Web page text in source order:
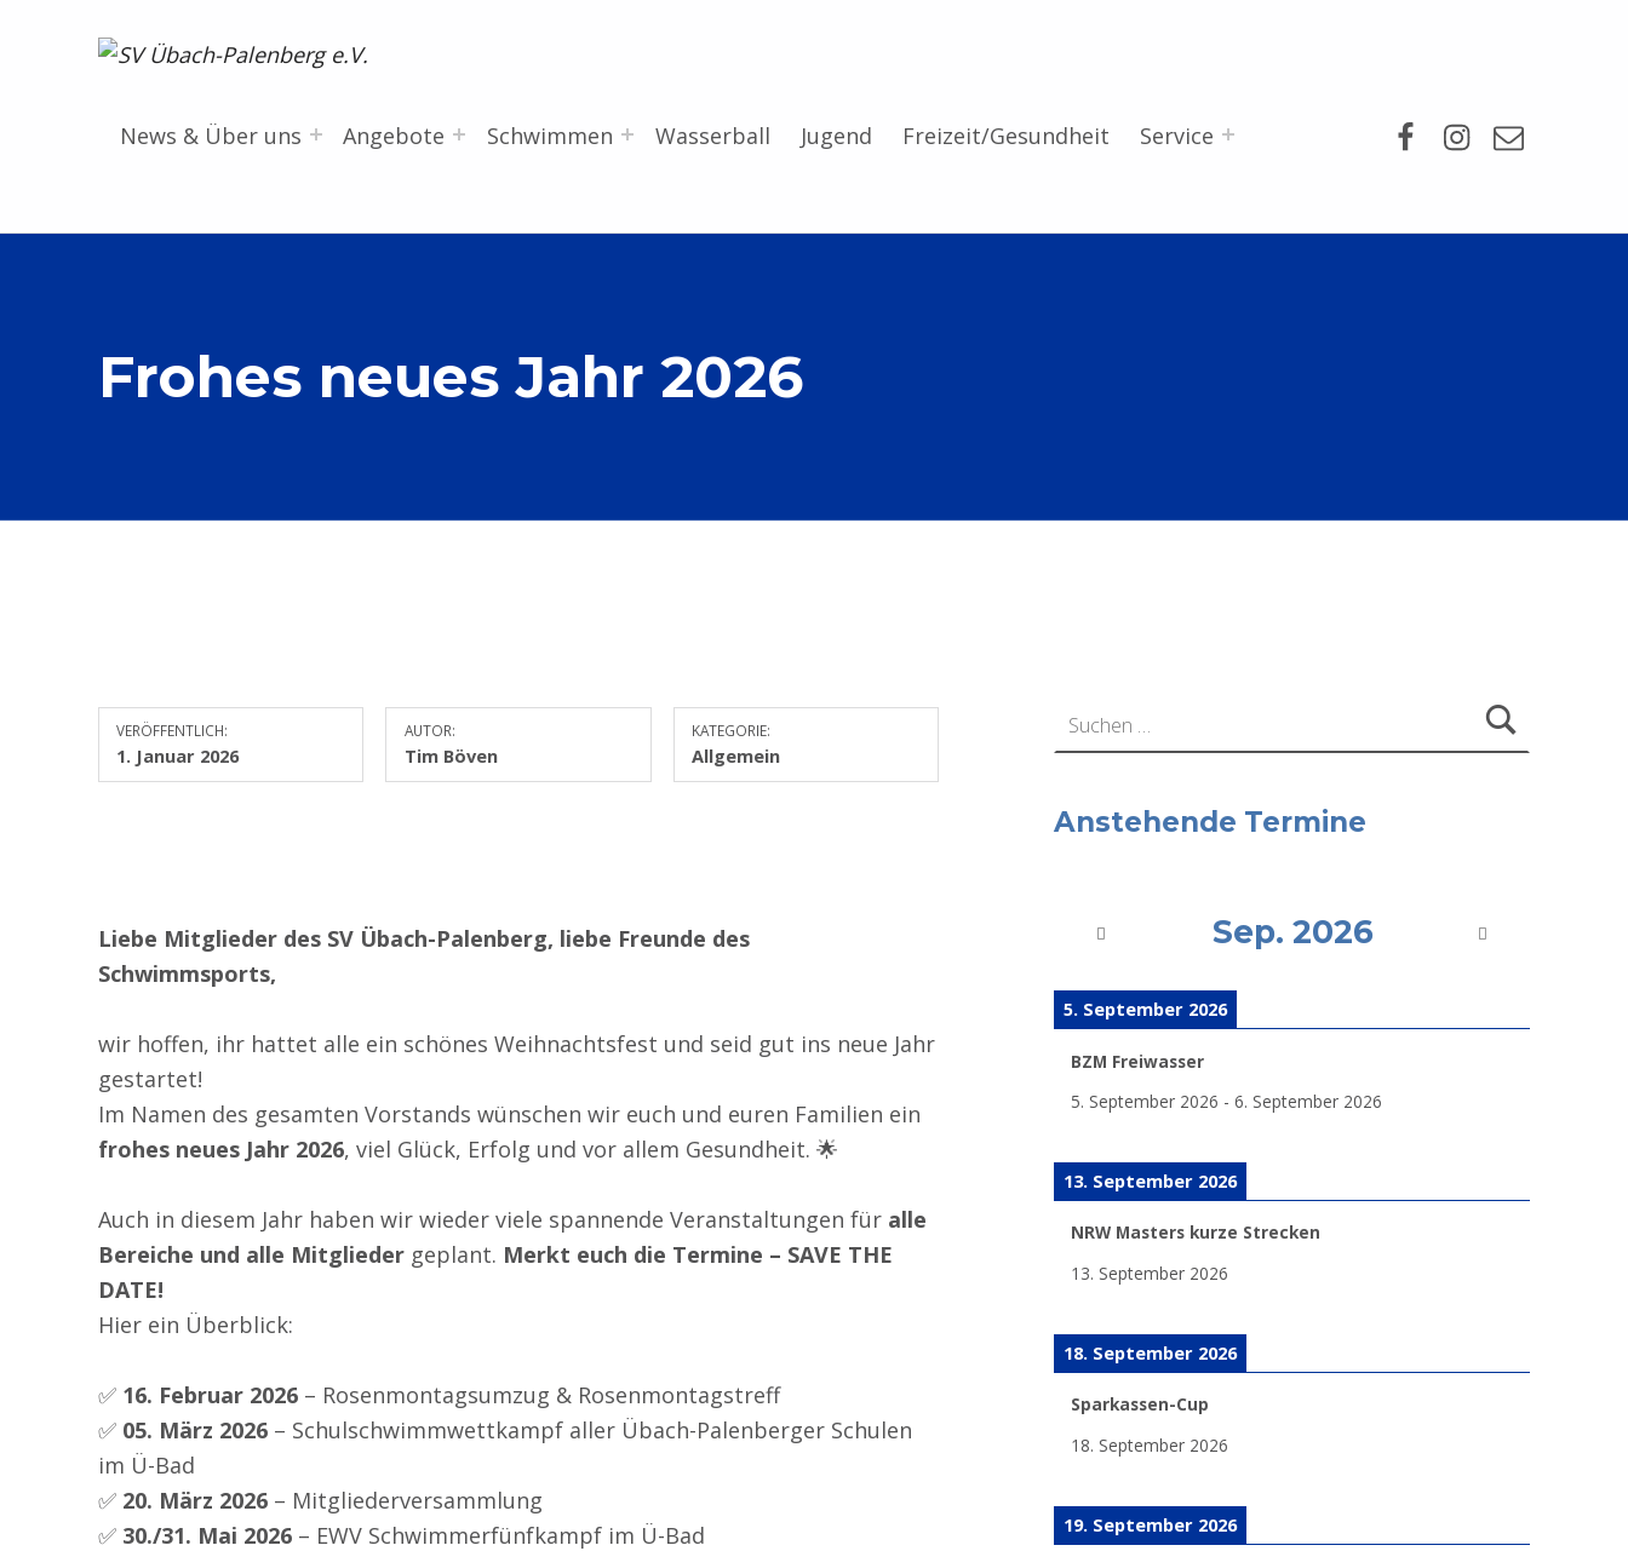
News & Über uns Angebote Schwimmen Wasserball Jugend Freizeit/Gesundheit Service
Frohes neues Jahr 2026
VERÖFFENTLICH:
1. Januar 2026
AUTOR:
Tim Böven
KATEGORIE:
Allgemein
Liebe Mitglieder des SV Übach-Palenberg, liebe Freunde des
Schwimmsports,
wir hoffen, ihr hattet alle ein schönes Weihnachtsfest und seid gut ins neue Jahr
gestartet!
Im Namen des gesamten Vorstands wünschen wir euch und euren Familien ein
frohes neues Jahr 2026, viel Glück, Erfolg und vor allem Gesundheit. 🌟
Auch in diesem Jahr haben wir wieder viele spannende Veranstaltungen für alle
Bereiche und alle Mitgliedergeplant. Merkt euch die Termine – SAVE THE
DATE!
Hier ein Überblick:
✅ 16. Februar 2026– Rosenmontagsumzug & Rosenmontagstreff
✅ 05. März 2026– Schulschwimmwettkampf aller Übach-Palenberger Schulen
im Ü-Bad
✅ 20. März 2026– Mitgliederversammlung
✅ 30./31. Mai 2026– EWV Schwimmerfünfkampf im Ü-Bad
Anstehende Termine
Sep. 2026
5. September 2026
BZM Freiwasser
5. September 2026 -6. September 2026
13. September 2026
NRW Masters kurze Strecken
13. September 2026
18. September 2026
Sparkassen-Cup
18. September 2026
19. September 2026